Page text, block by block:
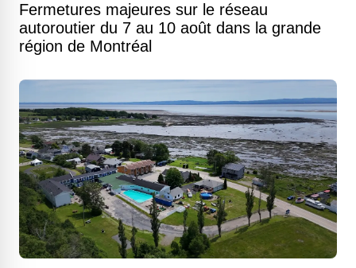
Fermetures majeures sur le réseau
autoroutier du 7 au 10 août dans la grande
région de Montréal